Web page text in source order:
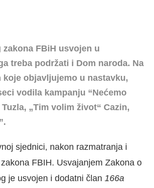
FBiH usvojen u
treba podržati i Dom naroda. Na
objavljujemo u nastavku,
vodila kampanju “Nećemo
„Tim volim život“ Cazin,
sjednici, nakon razmatranja i
FBIH. Usvajanjem Zakona o
je usvojen i dodatni član 166a